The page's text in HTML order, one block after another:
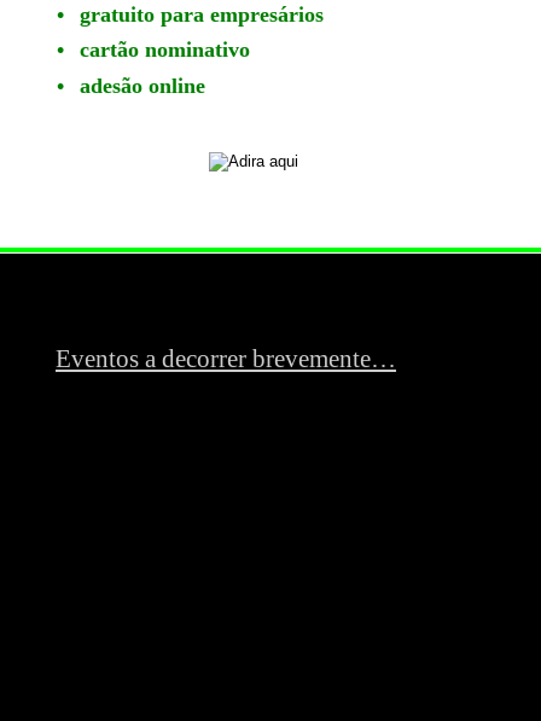
•
gratuito para empresários
•
cartão nominativo
•
adesão online
Eventos a decorrer brevemente…